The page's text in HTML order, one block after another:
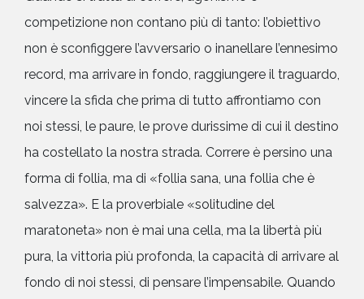
competizione non contano più di tanto: l’obiettivo
non è sconfiggere l’avversario o inanellare l’ennesimo
record, ma arrivare in fondo, raggiungere il traguardo,
vincere la sfida che prima di tutto affrontiamo con
noi stessi, le paure, le prove durissime di cui il destino
ha costellato la nostra strada. Correre è persino una
forma di follia, ma di «follia sana, una follia che è
salvezza». E la proverbiale «solitudine del
maratoneta» non è mai una cella, ma la libertà più
pura, la vittoria più profonda, la capacità di arrivare al
fondo di noi stessi, di pensare l’impensabile. Quando